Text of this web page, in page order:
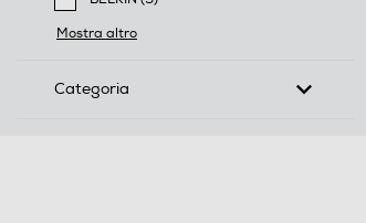
Filtra per Marca: BELKIN
Mostra altro
Categoria